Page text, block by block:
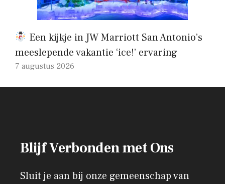
Een kijkje in JW Marriott San Antonio’s
meeslepende vakantie ‘ice!’ ervaring
7 augustus 2026
Blijf Verbonden met Ons
Sluit je aan bij onze gemeenschap van